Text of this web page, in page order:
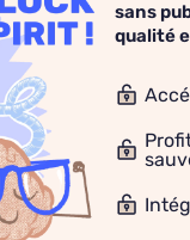
sans
qualité